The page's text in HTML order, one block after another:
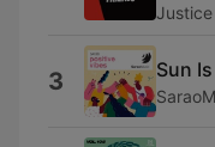
Justice
3 Sun